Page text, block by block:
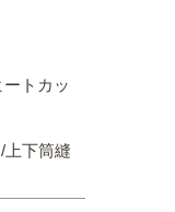
トカッ
上下筒縫